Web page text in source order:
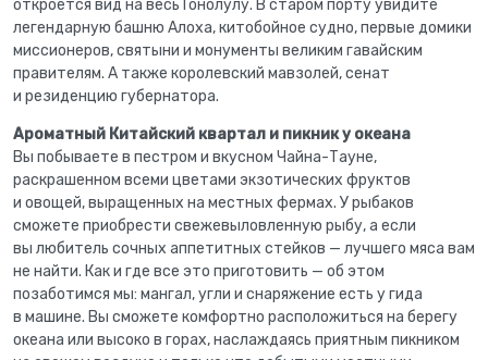
откроется вид на весь Гонолулу. В старом порту увидите
легендарную башню Алоха, китобойное судно, первые домики
миссионеров, святыни и монументы великим гавайским
правителям. А также королевский мавзолей, сенат
и резиденцию губернатора.
Ароматный Китайский квартал и пикник у океана
Вы побываете в пестром и вкусном Чайна-Тауне,
раскрашенном всеми цветами экзотических фруктов
и овощей, выращенных на местных фермах. У рыбаков
сможете приобрести свежевыловленную рыбу, а если
вы любитель сочных аппетитных стейков — лучшего мяса вам
не найти. Как и где все это приготовить — об этом
позаботимся мы: мангал, угли и снаряжение есть у гида
в машине. Вы сможете комфортно расположиться на берегу
океана или высоко в горах, наслаждаясь приятным пикником